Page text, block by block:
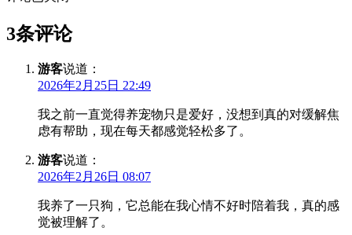
3条评论
游客说道：
2026年2月25日 22:49
我之前一直觉得养宠物只是爱好，没想到真的对缓解焦
虑有帮助，现在每天都感觉轻松多了。
游客说道：
2026年2月26日 08:07
我养了一只狗，它总能在我心情不好时陪着我，真的感
觉被理解了。